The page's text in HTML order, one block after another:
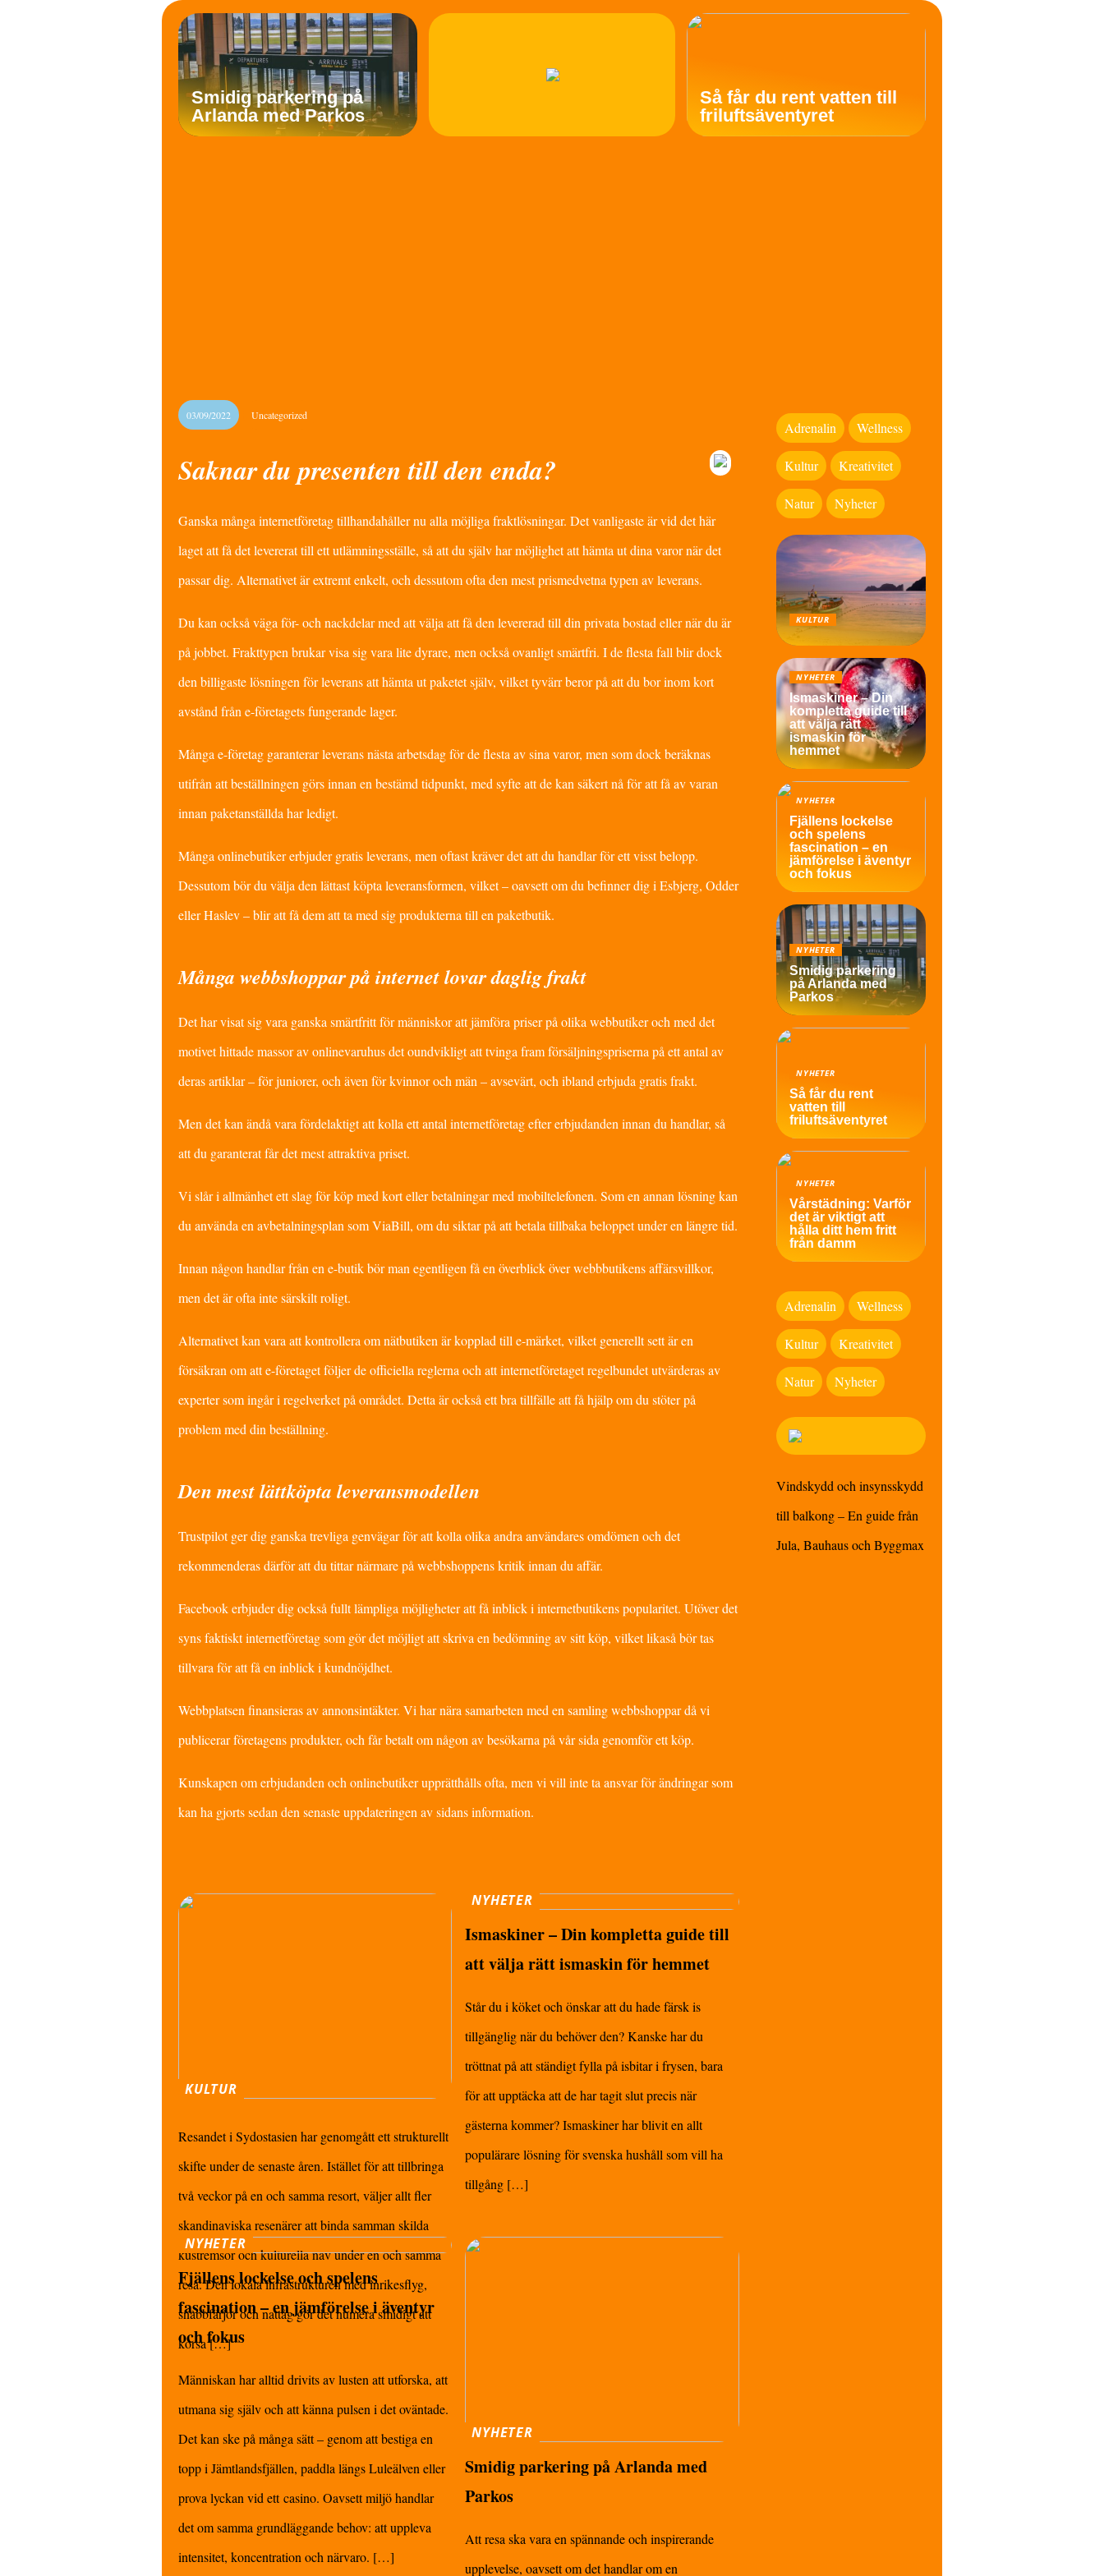
Smidig parkering på
Arlanda med Parkos
Så får du rent vatten till
friluftsäventyret
03/09/2022 Uncategorized
Saknar du presenten till den enda?
Ganska många internetföretag tillhandahåller nu alla möjliga fraktlösningar. Det vanligaste är vid det här
laget att få det levererat till ett utlämningsställe, så att du själv har möjlighet att hämta ut dina varor när det
passar dig. Alternativet är extremt enkelt, och dessutom ofta den mest prismedvetna typen av leverans.
Du kan också väga för- och nackdelar med att välja att få den levererad till din privata bostad eller när du är
på jobbet. Frakttypen brukar visa sig vara lite dyrare, men också ovanligt smärtfri. I de flesta fall blir dock
den billigaste lösningen för leverans att hämta ut paketet själv, vilket tyvärr beror på att du bor inom kort
avstånd från e-företagets fungerande lager.
Många e-företag garanterar leverans nästa arbetsdag för de flesta av sina varor, men som dock beräknas
utifrån att beställningen görs innan en bestämd tidpunkt, med syfte att de kan säkert nå för att få av varan
innan paketanställda har ledigt.
Många onlinebutiker erbjuder gratis leverans, men oftast kräver det att du handlar för ett visst belopp.
Dessutom bör du välja den lättast köpta leveransformen, vilket – oavsett om du befinner dig i Esbjerg, Odder
eller Haslev – blir att få dem att ta med sig produkterna till en paketbutik.
Många webbshoppar på internet lovar daglig frakt
Det har visat sig vara ganska smärtfritt för människor att jämföra priser på olika webbutiker och med det
motivet hittade massor av onlinevaruhus det oundvikligt att tvinga fram försäljningspriserna på ett antal av
deras artiklar – för juniorer, och även för kvinnor och män – avsevärt, och ibland erbjuda gratis frakt.
Men det kan ändå vara fördelaktigt att kolla ett antal internetföretag efter erbjudanden innan du handlar, så
att du garanterat får det mest attraktiva priset.
Vi slår i allmänhet ett slag för köp med kort eller betalningar med mobiltelefonen. Som en annan lösning kan
du använda en avbetalningsplan som ViaBill, om du siktar på att betala tillbaka beloppet under en längre tid.
Innan någon handlar från en e-butik bör man egentligen få en överblick över webbbutikens affärsvillkor,
men det är ofta inte särskilt roligt.
Alternativet kan vara att kontrollera om nätbutiken är kopplad till e-märket, vilket generellt sett är en
försäkran om att e-företaget följer de officiella reglerna och att internetföretaget regelbundet utvärderas av
experter som ingår i regelverket på området. Detta är också ett bra tillfälle att få hjälp om du stöter på
problem med din beställning.
Den mest lättköpta leveransmodellen
Trustpilot ger dig ganska trevliga genvägar för att kolla olika andra användares omdömen och det
rekommenderas därför att du tittar närmare på webbshoppens kritik innan du affär.
Facebook erbjuder dig också fullt lämpliga möjligheter att få inblick i internetbutikens popularitet. Utöver det
syns faktiskt internetföretag som gör det möjligt att skriva en bedömning av sitt köp, vilket likaså bör tas
tillvara för att få en inblick i kundnöjdhet.
Webbplatsen finansieras av annonsintäkter. Vi har nära samarbeten med en samling webbshoppar då vi
publicerar företagens produkter, och får betalt om någon av besökarna på vår sida genomför ett köp.
Kunskapen om erbjudanden och onlinebutiker upprätthålls ofta, men vi vill inte ta ansvar för ändringar som
kan ha gjorts sedan den senaste uppdateringen av sidans information.
KULTUR
Resandet i Sydostasien har genomgått ett strukturellt
skifte under de senaste åren. Istället för att tillbringa
två veckor på en och samma resort, väljer allt fler
skandinaviska resenärer att binda samman skilda
kustremsor och kulturella nav under en och samma
resa. Den lokala infrastrukturen med inrikesflyg,
snabbfärjor och nattåg gör det numera smidigt att
korsa […]
NYHETER
Ismaskiner – Din kompletta guide till
att välja rätt ismaskin för hemmet
Står du i köket och önskar att du hade färsk is
tillgänglig när du behöver den? Kanske har du
tröttnat på att ständigt fylla på isbitar i frysen, bara
för att upptäcka att de har tagit slut precis när
gästerna kommer? Ismaskiner har blivit en allt
populärare lösning för svenska hushåll som vill ha
tillgång […]
NYHETER
Fjällens lockelse och spelens
fascination – en jämförelse i äventyr
och fokus
Människan har alltid drivits av lusten att utforska, att
utmana sig själv och att känna pulsen i det oväntade.
Det kan ske på många sätt – genom att bestiga en
topp i Jämtlandsfjällen, paddla längs Luleälven eller
prova lyckan vid ett casino. Oavsett miljö handlar
det om samma grundläggande behov: att uppleva
intensitet, koncentration och närvaro. […]
NYHETER
Smidig parkering på Arlanda med
Parkos
Att resa ska vara en spännande och inspirerande
upplevelse, oavsett om det handlar om en
Adrenalin Wellness
Kultur Kreativitet
Natur Nyheter
KULTUR
NYHETER
Ismaskiner – Din
kompletta guide till
att välja rätt
ismaskin för
hemmet
NYHETER
Fjällens lockelse
och spelens
fascination – en
jämförelse i äventyr
och fokus
NYHETER
Smidig parkering
på Arlanda med
Parkos
NYHETER
Så får du rent
vatten till
friluftsäventyret
NYHETER
Vårstädning: Varför
det är viktigt att
hålla ditt hem fritt
från damm
Adrenalin Wellness
Kultur Kreativitet
Natur Nyheter
Vindskydd och insynsskydd
till balkong – En guide från
Jula, Bauhaus och Byggmax